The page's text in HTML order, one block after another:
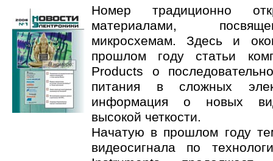
Номер традиционно
материалами,
микросхемам. Здесь и
прошлом году статьи
Products о
питания в сложных
информация о новых
высокой четкости.
Начатую в прошлом году
видеосигнала по